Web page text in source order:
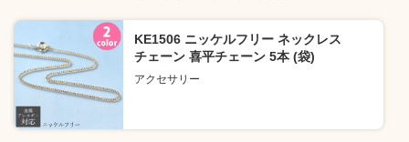
KE1506 ニッケルフリー ネックレス
チェーン 喜平チェーン 5本 (袋)
アクセサリー